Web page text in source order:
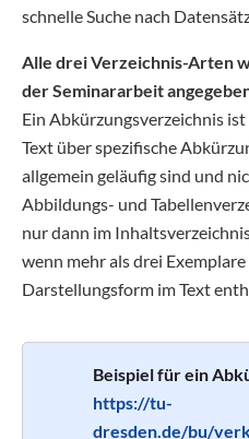
schnelle Suche nach
Alle drei Verzeichnis-Arten
der Seminararbeit
Ein Abkürzungsverzeichnis
Text über spezifische
allgemein geläufig sind und
Abbildungs- und
nur dann im
wenn mehr als drei
Darstellungsform im Text
Beispiel für ein
https://tu-
dresden.de/bu/